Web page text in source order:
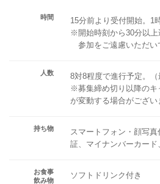
時間
15分前より受付開始。1
※開始時刻から30分以上
参加をご遠慮いただい
人数
8対8程度で進行予定。（
※募集締め切り以降のキ
が変動する場合がござい
持ち物
スマートフォン・顔写
証、マイナンバーカード
お食事
飲み物
ソフトドリンク付き